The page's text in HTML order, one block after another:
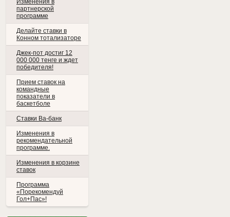
Изменения в
партнерской
программе
Делайте ставки в
Конном тотализаторе
Джек-пот достиг 12
000 000 тенге и ждет
победителя!
Прием ставок на
командные
показатели в
баскетболе
Ставки Ва-банк
Изменения в
рекомендательной
программе.
Изменения в корзине
ставок
Программа
«Порекомендуй
Гол+Пас»!